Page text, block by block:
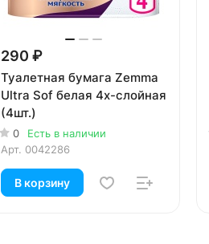
290 ₽
Туалетная бумага Zemma
Ultra Sof белая 4х-слойная
(4шт.)
0
Есть в наличии
Арт. 0042286
В корзину